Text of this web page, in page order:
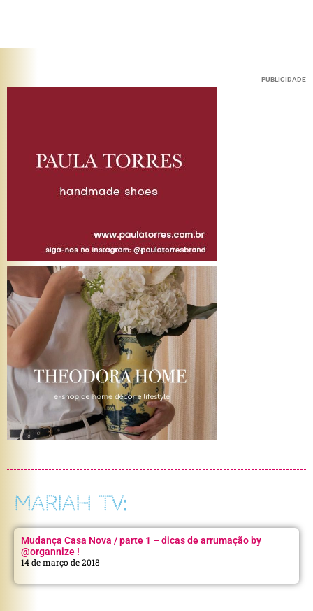
PUBLICIDADE
MARIAH TV:
Mudança Casa Nova / parte 1 – dicas de arrumação by
@organnize !
14 de março de 2018